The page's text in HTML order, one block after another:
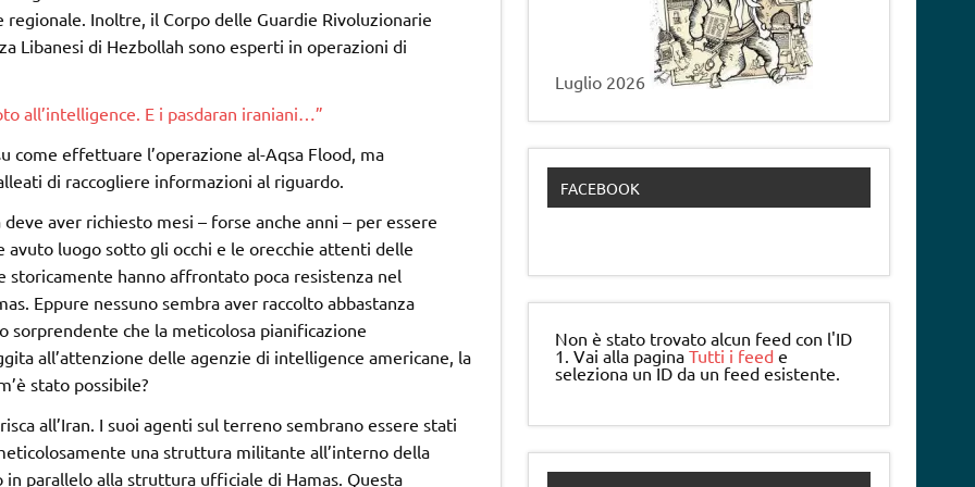
Inoltre, il Corpo delle Guardie Rivoluzionarie
Libanesi di Hezbollah sono esperti in operazioni di
all’intelligence. E i pasdaran iraniani…”
come effettuare l’operazione al-Aqsa Flood, ma
di raccogliere informazioni al riguardo.
aver richiesto mesi – forse anche anni – per essere
avuto luogo sotto gli occhi e le orecchie attenti delle
hanno affrontato poca resistenza nel
Eppure nessuno sembra aver raccolto abbastanza
sorprendente che la meticolosa pianificazione
all’attenzione delle agenzie di intelligence americane, la
stato possibile?
all’Iran. I suoi agenti sul terreno sembrano essere stati
una struttura militante all’interno della
in parallelo alla struttura ufficiale di Hamas. Questa
Luglio 2026
FACEBOOK
Non è stato trovato alcun feed con l'ID
1. Vai alla paginaTutti i feed e
seleziona un ID da un feed esistente.